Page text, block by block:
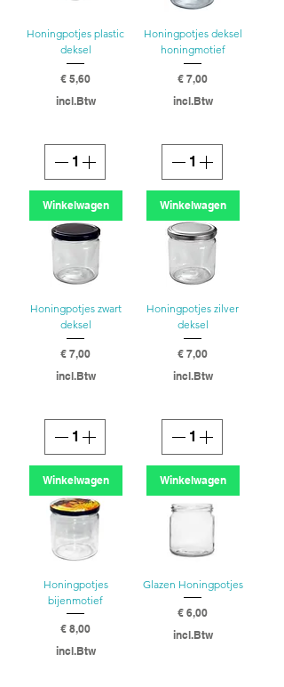
Honingpotjes plastic
deksel
Prijs
€ 5,60
incl.Btw
Winkelwagen
Honingpotjes deksel
honingmotief
Prijs
€ 7,00
incl.Btw
Winkelwagen
Honingpotjes zwart
deksel
Prijs
€ 7,00
incl.Btw
Winkelwagen
Honingpotjes zilver
deksel
Prijs
€ 7,00
incl.Btw
Winkelwagen
Honingpotjes
bijenmotief
Prijs
€ 8,00
incl.Btw
Glazen Honingpotjes
Prijs
€ 6,00
incl.Btw